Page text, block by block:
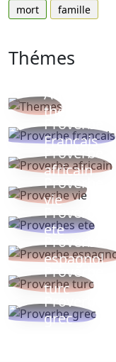
mort
famille
Thémes
Autres
thèmes
Proverbe
Français
Proverbe
africain
Proverbe
vie
Proverbes
ete
Proverbe
espagnol
Proverbe
turc
Proverbe
grec